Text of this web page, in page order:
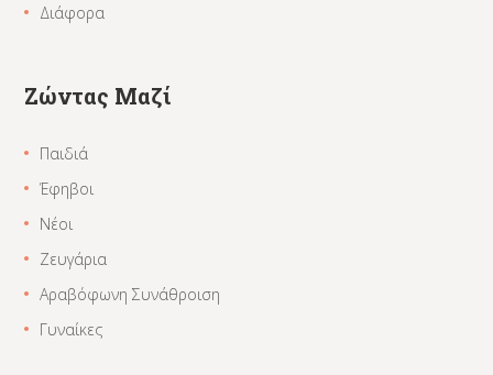
Διάφορα
Ζώντας Μαζί
Παιδιά
Έφηβοι
Νέοι
Ζευγάρια
Αραβόφωνη Συνάθροιση
Γυναίκες